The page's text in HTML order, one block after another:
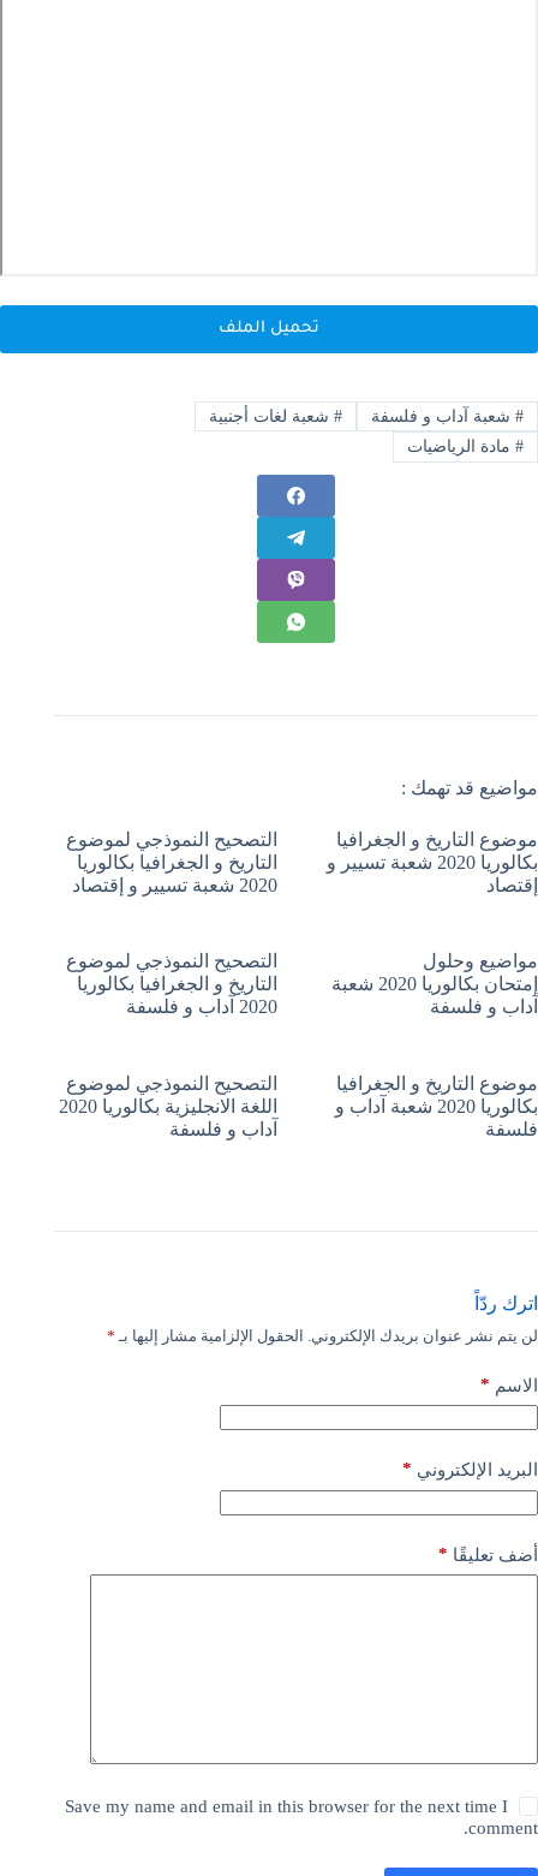
تحميل الملف
#شعبة آداب و فلسفة #شعبة لغات أجنبية
#مادة الرياضيات
مواضيع قد تهمك :
موضوع التاريخ و الجغرافيا
بكالوريا 2020 شعبة تسيير و
إقتصاد
التصحيح النموذجي لموضوع
التاريخ و الجغرافيا بكالوريا
2020 شعبة تسيير و إقتصاد
مواضيع وحلول
إمتحان بكالوريا 2020 شعبة
آداب و فلسفة
التصحيح النموذجي لموضوع
التاريخ و الجغرافيا بكالوريا
2020 آداب و فلسفة
موضوع التاريخ و الجغرافيا
بكالوريا 2020 شعبة آداب و
فلسفة
التصحيح النموذجي لموضوع
اللغة الانجليزية بكالوريا 2020
آداب و فلسفة
اترك ردّاً
لن يتم نشر عنوان بريدك الإلكتروني. الحقول الإلزامية مشار إليها بـ *
الاسم *
البريد الإلكتروني *
أضف تعليقًا *
Save my name and email in this browser for the next time I
comment.